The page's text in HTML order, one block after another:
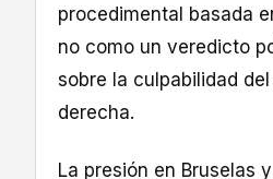
procedimental basada
no como un veredicto
sobre la culpabilidad
derecha.
La presión en Bruselas